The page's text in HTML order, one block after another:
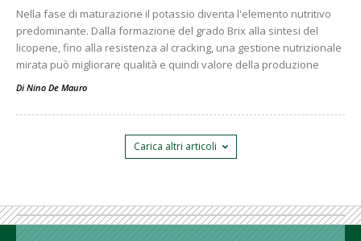
Nella fase di maturazione il potassio diventa l'elemento nutritivo
predominante. Dalla formazione del grado Brix alla sintesi del
licopene, fino alla resistenza al cracking, una gestione nutrizionale
mirata può migliorare qualità e quindi valore della produzione
Di Nino De Mauro
Carica altri articoli